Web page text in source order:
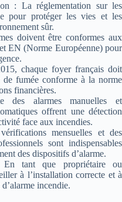
: La réglementation sur les
pour protéger les vies et les
sûr.
doivent être conformes aux
EN (Norme Européenne) pour
chaque foyer français doit
fumée conforme à la norme
financières.
des alarmes manuelles et
offrent une détection
face aux incendies.
mensuelles et des
sont indispensables
des dispositifs d’alarme.
En tant que propriétaire ou
à l’installation correcte et à
incendie.